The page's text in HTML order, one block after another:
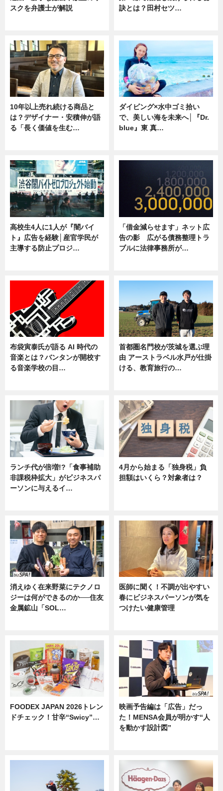
スクを弁護士が解説
訣とは？田村セツ…
10年以上売れ続ける商品と
は？デザイナー・安積伸が語
る「長く価値を生む…
ダイビング×水中ゴミ拾い
で、美しい海を未来へ│『Dr.
blue』東 真…
高校生4人に1人が『闇バイ
ト』広告を経験│産官学民が
主導する防止プロジ…
「借金減らせます」ネット広
告の影 広がる債務整理トラ
ブルに法律事務所が…
布袋寅泰氏が語る AI 時代の
音楽とは？バンタンが開校す
る音楽学校の目…
首都圏名門校が茨城を選ぶ理
由 アーストラベル水戸が仕掛
ける、教育旅行の…
ランチ代が倍増!?「食事補助
非課税枠拡大」がビジネスパ
ーソンに与えるイ…
4月から始まる「独身税」負
担額はいくら？対象者は？
消えゆく在来野菜にテクノロ
ジーは何ができるのか──住友
金属鉱山「SOL…
医師に聞く！不調が出やすい
春にビジネスパーソンが気を
つけたい健康管理
FOODEX JAPAN 2026トレン
ドチェック！甘辛“Swicy”…
映画予告編は「広告」だっ
た！MENSA会員が明かす“人
を動かす設計図”